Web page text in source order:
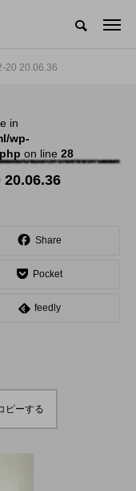
ア
20 20.06.36
in
wp-
on line 28
20.06.36
Share
Pocket
feedly
ピーする